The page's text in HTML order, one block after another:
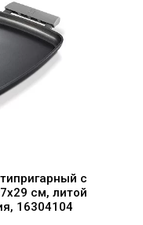
с
см, литой
16304104